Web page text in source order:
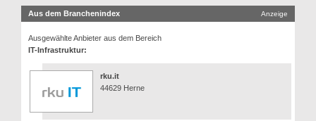
Aus dem Branchenindex Anzeige
Ausgewählte Anbieter aus dem Bereich
IT-Infrastruktur:
rku.it
44629 Herne